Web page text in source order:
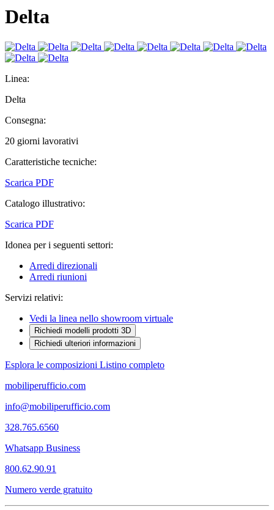
Delta
Linea:
Delta
Consegna:
20 giorni lavorativi
Caratteristiche tecniche:
Scarica PDF
Catalogo illustrativo:
Scarica PDF
Idonea per i seguenti settori:
Arredi direzionali
Arredi riunioni
Servizi relativi:
Vedi la linea nello showroom virtuale
Richiedi modelli prodotti 3D
Richiedi ulteriori informazioni
Esplora le composizioni Listino completo
mobiliperufficio.com
info@mobiliperufficio.com
328.765.6560
Whatsapp Business
800.62.90.91
Numero verde gratuito